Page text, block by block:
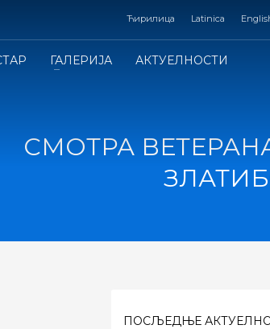
Ћирилица Latinica
ГАЛЕРИЈА
АКТУЕЛНОСТИ
СМОТРА
ПОСЉЕДЊЕ